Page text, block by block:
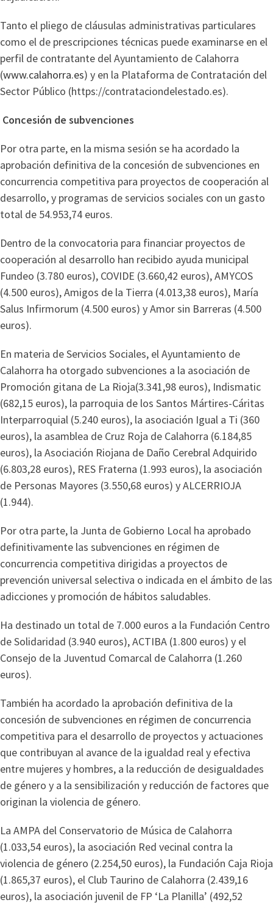
Tanto el pliego de cláusulas administrativas particulares
como el de prescripciones técnicas puede examinarse en el
perfil de contratante del Ayuntamiento de Calahorra
(www.calahorra.es) y en la Plataforma de Contratación del
Sector Público (https://contrataciondelestado.es).
Concesión de subvenciones
Por otra parte, en la misma sesión se ha acordado la
aprobación definitiva de la concesión de subvenciones en
concurrencia competitiva para proyectos de cooperación al
desarrollo, y programas de servicios sociales con un gasto
total de 54.953,74 euros.
Dentro de la convocatoria para financiar proyectos de
cooperación al desarrollo han recibido ayuda municipal
Fundeo (3.780 euros), COVIDE (3.660,42 euros), AMYCOS
(4.500 euros), Amigos de la Tierra (4.013,38 euros), María
Salus Infirmorum (4.500 euros) y Amor sin Barreras (4.500
euros).
En materia de Servicios Sociales, el Ayuntamiento de
Calahorra ha otorgado subvenciones a la asociación de
Promoción gitana de La Rioja(3.341,98 euros), Indismatic
(682,15 euros), la parroquia de los Santos Mártires-Cáritas
Interparroquial (5.240 euros), la asociación Igual a Ti (360
euros), la asamblea de Cruz Roja de Calahorra (6.184,85
euros), la Asociación Riojana de Daño Cerebral Adquirido
(6.803,28 euros), RES Fraterna (1.993 euros), la asociación
de Personas Mayores (3.550,68 euros) y ALCERRIOJA
(1.944).
Por otra parte, la Junta de Gobierno Local ha aprobado
definitivamente las subvenciones en régimen de
concurrencia competitiva dirigidas a proyectos de
prevención universal selectiva o indicada en el ámbito de las
adicciones y promoción de hábitos saludables.
Ha destinado un total de 7.000 euros a la Fundación Centro
de Solidaridad (3.940 euros), ACTIBA (1.800 euros) y el
Consejo de la Juventud Comarcal de Calahorra (1.260
euros).
También ha acordado la aprobación definitiva de la
concesión de subvenciones en régimen de concurrencia
competitiva para el desarrollo de proyectos y actuaciones
que contribuyan al avance de la igualdad real y efectiva
entre mujeres y hombres, a la reducción de desigualdades
de género y a la sensibilización y reducción de factores que
originan la violencia de género.
La AMPA del Conservatorio de Música de Calahorra
(1.033,54 euros), la asociación Red vecinal contra la
violencia de género (2.254,50 euros), la Fundación Caja Rioja
(1.865,37 euros), el Club Taurino de Calahorra (2.439,16
euros), la asociación juvenil de FP ‘La Planilla’ (492,52